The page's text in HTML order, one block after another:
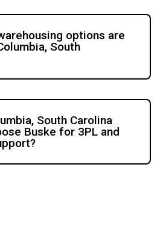
options are
South
South Carolina
Buske for 3PL and